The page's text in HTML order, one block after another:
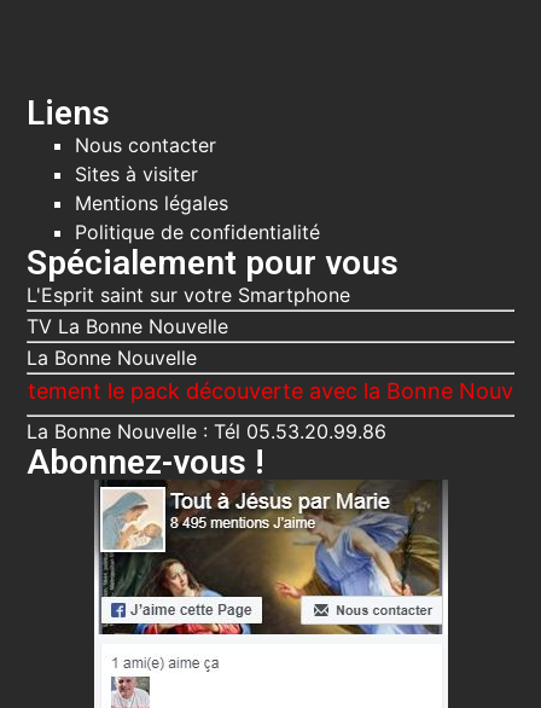
Liens
Nous contacter
Sites à visiter
Mentions légales
Politique de confidentialité
Spécialement pour vous
L'Esprit saint sur votre Smartphone
TV La Bonne Nouvelle
La Bonne Nouvelle
le pack découverte avec la Bonne Nouvelle, Le
La Bonne Nouvelle : Tél 05.53.20.99.86
Abonnez-vous !